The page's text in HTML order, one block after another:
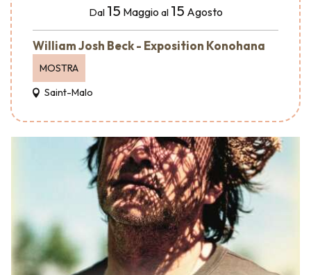
Dal 15 Maggio al 15 Agosto
William Josh Beck - Exposition Konohana
MOSTRA
Saint-Malo